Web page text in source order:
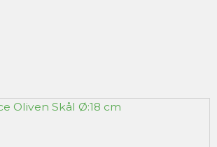
Oliven Skål Ø:18 cm